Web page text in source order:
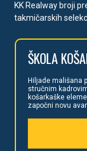
KK Realway broji
takmičarskih
ŠKOLA
Hiljade mališana
stručnim
košarkaške
započni novu